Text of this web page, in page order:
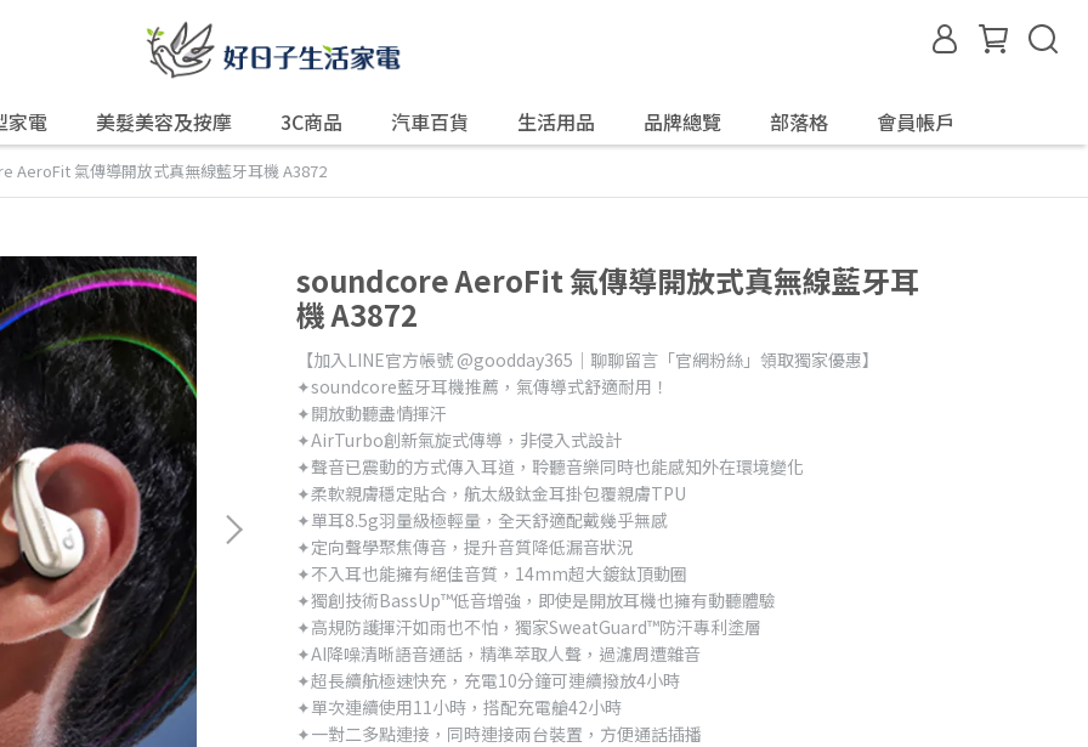
家電 美髮美容及按摩 3C商品 汽車百貨 生活用品 品牌總覽 部落格 會員帳戶
AeroFit 氣傳導開放式真無線藍牙耳機 A3872
soundcore AeroFit 氣傳導開放式真無線藍牙耳
機 A3872
【加入LINE官方帳號 @goodday365｜聊聊留言「官網粉絲」領取獨家優惠】
✦soundcore藍牙耳機推薦，氣傳導式舒適耐用！
✦開放動聽盡情揮汗
✦AirTurbo創新氣旋式傳導，非侵入式設計
✦聲音已震動的方式傳入耳道，聆聽音樂同時也能感知外在環境變化
✦柔軟親膚穩定貼合，航太級鈦金耳掛包覆親膚TPU
✦單耳8.5g羽量級極輕量，全天舒適配戴幾乎無感
✦定向聲學聚焦傳音，提升音質降低漏音狀況
✦不入耳也能擁有絕佳音質，14mm超大鍍鈦頂動圈
✦獨創技術BassUp™低音增強，即使是開放耳機也擁有動聽體驗
✦高規防護揮汗如雨也不怕，獨家SweatGuard™防汗專利塗層
✦AI降噪清晰語音通話，精準萃取人聲，過濾周遭雜音
✦超長續航極速快充，充電10分鐘可連續撥放4小時
✦單次連續使用11小時，搭配充電艙42小時
✦一對二多點連接，同時連接兩台裝置，方便通話插播